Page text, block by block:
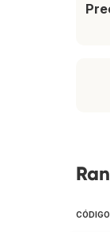
CÓDIGO